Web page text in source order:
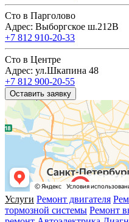
Сто в Парголово
Адрес: Выборгское ш.212В
+7 812 910-20-33
Сто в Центре
Адрес: ул.Шкапина 48
+7 812 900-20-55
Оставить заявку
Услуги Ремонт двигателя
тормозной системы Ремонт